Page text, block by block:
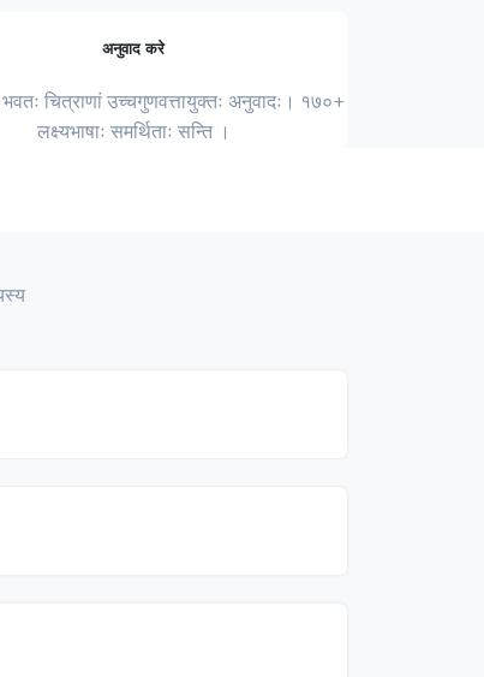
अनुवाद करे
भवतः चित्राणां उच्चगुणवत्तायुक्तः अनुवादः। १७०+
लक्ष्यभाषाः समर्थिताः सन्ति ।